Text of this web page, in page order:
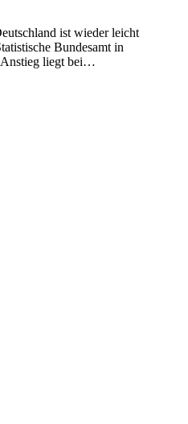
ist wieder leicht
Bundesamt in
Anstieg liegt bei…